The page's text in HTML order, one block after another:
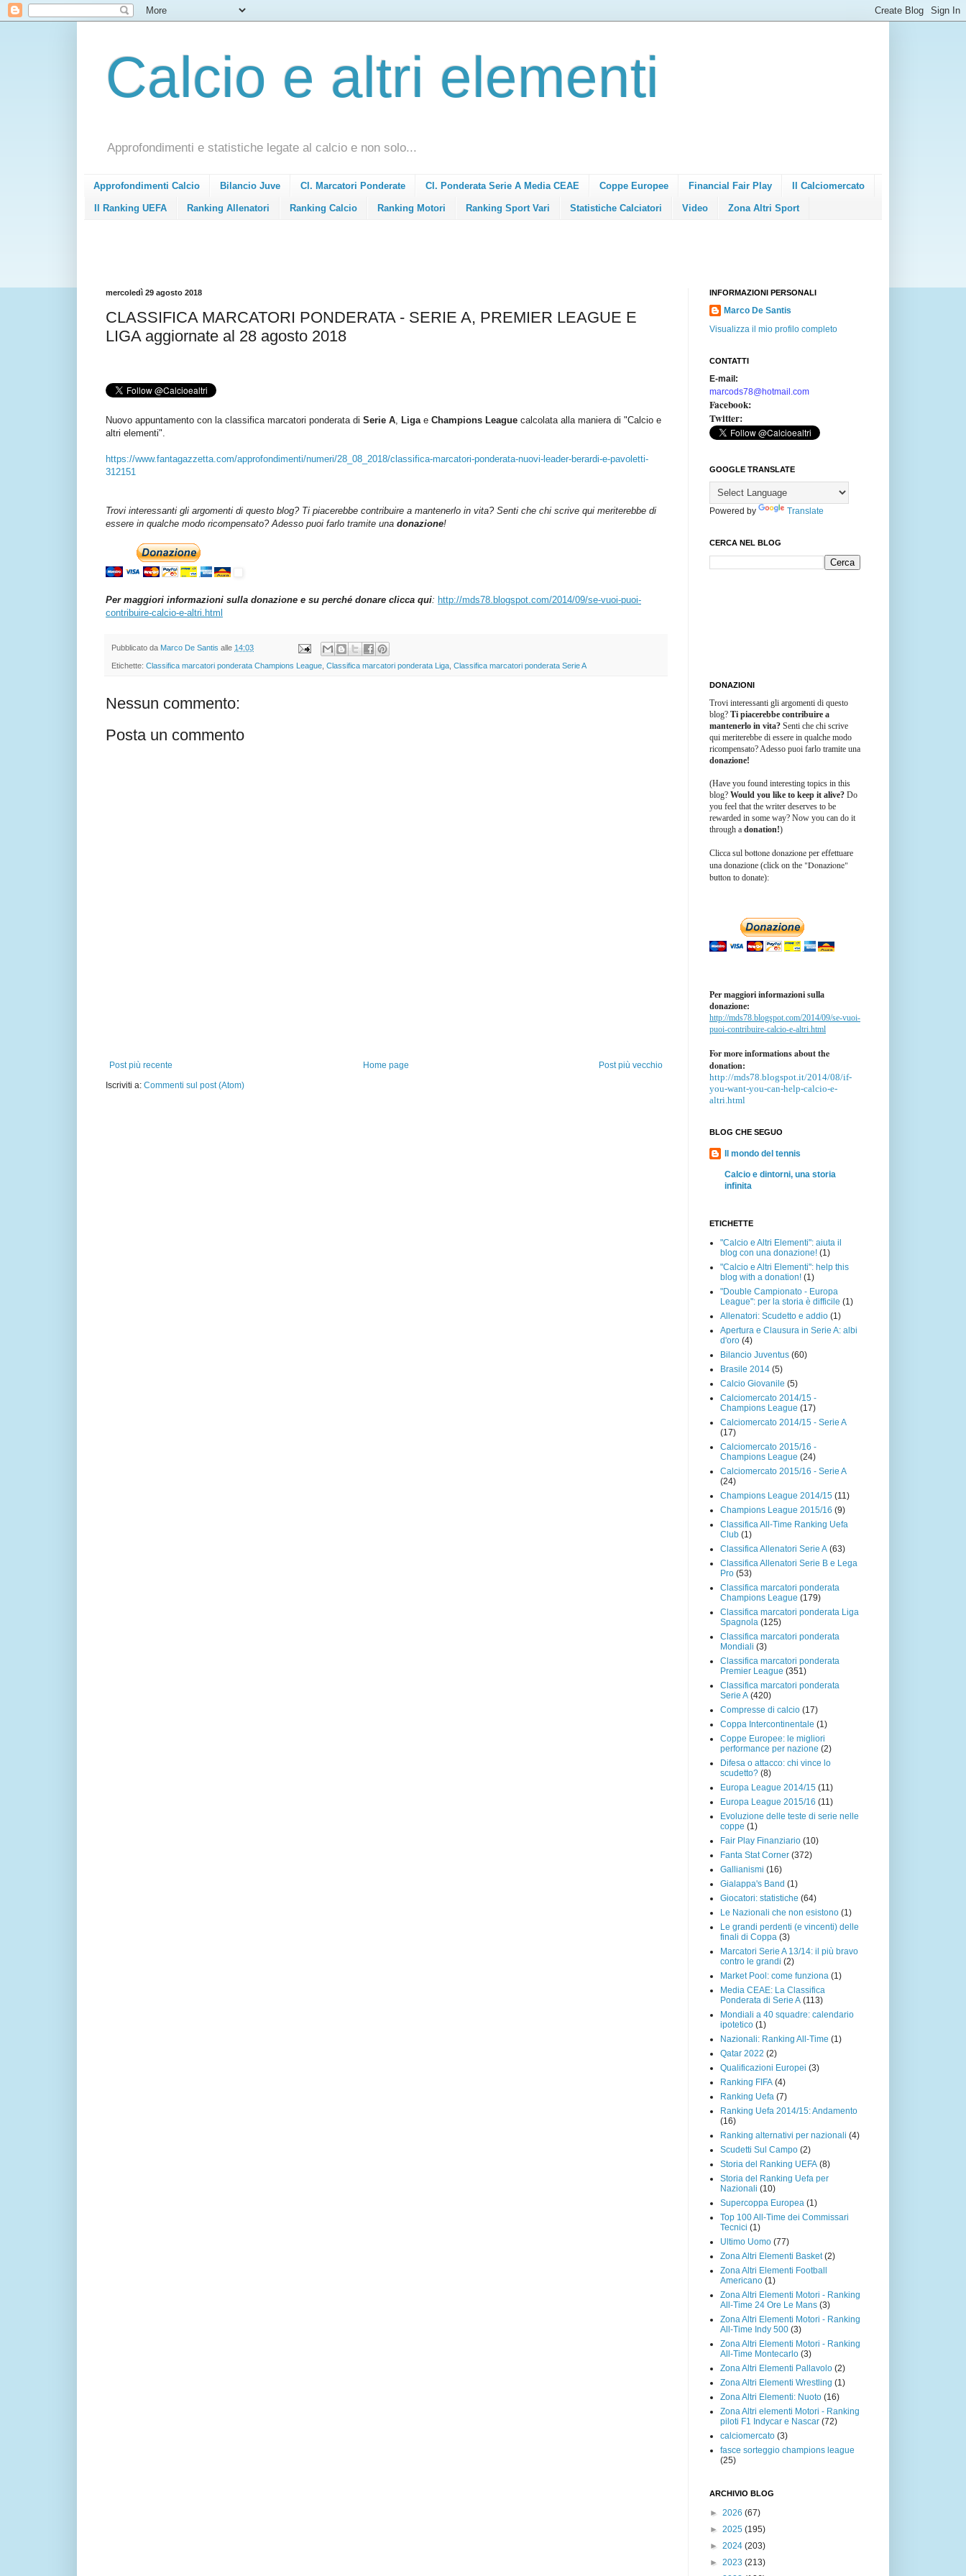
Calcio e altri elementi
Approfondimenti e statistiche legate al calcio e non solo...
Approfondimenti Calcio Bilancio Juve Cl. Marcatori Ponderate Cl. Ponderata Serie A Media CEAE Coppe Europee Financial Fair Play Il Calciomercato
Il Ranking UEFA Ranking Allenatori Ranking Calcio Ranking Motori Ranking Sport Vari Statistiche Calciatori Video Zona Altri Sport
mercoledì 29 agosto 2018
CLASSIFICA MARCATORI PONDERATA - SERIE A, PREMIER LEAGUE E
LIGA aggiornate al 28 agosto 2018
Nuovo appuntamento con la classifica marcatori ponderata di Serie A, Liga e Champions League calcolata alla maniera di "Calcio e
altri elementi".
https://www.fantagazzetta.com/approfondimenti/numeri/28_08_2018/classifica-marcatori-ponderata-nuovi-leader-berardi-e-pavoletti-
312151
Trovi interessanti gli argomenti di questo blog? Ti piacerebbe contribuire a mantenerlo in vita? Senti che chi scrive qui meriterebbe di
essere in qualche modo ricompensato? Adesso puoi farlo tramite una donazione!
Per maggiori informazioni sulla donazione e su perché donare clicca qui: http://mds78.blogspot.com/2014/09/se-vuoi-puoi-
contribuire-calcio-e-altri.html
Pubblicato da Marco De Santis alle 14:03
Etichette: Classifica marcatori ponderata Champions League Classifica marcatori ponderata Liga Classifica marcatori ponderata Serie A
Nessun commento:
Posta un commento
Post più recente Post più vecchio
Home page
Iscriviti a: Commenti sul post (Atom)
INFORMAZIONI PERSONALI
Marco De Santis
Visualizza il mio profilo completo
CONTATTI
E-mail:
marcods78@hotmail.com
Facebook:
Twitter:
GOOGLE TRANSLATE
Powered by Translate
CERCA NEL BLOG
DONAZIONI
Trovi interessanti gli argomenti di questo
blog? Ti piacerebbe contribuire a
mantenerlo in vita? Senti che chi scrive
qui meriterebbe di essere in qualche modo
ricompensato? Adesso puoi farlo tramite una
donazione!
(Have you found interesting topics in this
blog? Would you like to keep it alive? Do
you feel that the writer deserves to be
rewarded in some way? Now you can do it
through a donation!)
Clicca sul bottone donazione per effettuare
una donazione (click on the "Donazione"
button to donate):
Per maggiori informazioni sulla
donazione:
http://mds78.blogspot.com/2014/09/se-vuoi-
puoi-contribuire-calcio-e-altri.html
For more informations about the
donation:
http://mds78.blogspot.it/2014/08/if-
you-want-you-can-help-calcio-e-
altri.html
BLOG CHE SEGUO
Il mondo del tennis
Calcio e dintorni, una storia
infinita
ETICHETTE
"Calcio e Altri Elementi": aiuta il
blog con una donazione! (1)
"Calcio e Altri Elementi": help this
blog with a donation! (1)
"Double Campionato - Europa
League": per la storia è difficile (1)
Allenatori: Scudetto e addio (1)
Apertura e Clausura in Serie A: albi
d'oro (4)
Bilancio Juventus (60)
Brasile 2014 (5)
Calcio Giovanile (5)
Calciomercato 2014/15 -
Champions League (17)
Calciomercato 2014/15 - Serie A
(17)
Calciomercato 2015/16 -
Champions League (24)
Calciomercato 2015/16 - Serie A
(24)
Champions League 2014/15 (11)
Champions League 2015/16 (9)
Classifica All-Time Ranking Uefa
Club (1)
Classifica Allenatori Serie A (63)
Classifica Allenatori Serie B e Lega
Pro (53)
Classifica marcatori ponderata
Champions League (179)
Classifica marcatori ponderata Liga
Spagnola (125)
Classifica marcatori ponderata
Mondiali (3)
Classifica marcatori ponderata
Premier League (351)
Classifica marcatori ponderata
Serie A (420)
Compresse di calcio (17)
Coppa Intercontinentale (1)
Coppe Europee: le migliori
performance per nazione (2)
Difesa o attacco: chi vince lo
scudetto? (8)
Europa League 2014/15 (11)
Europa League 2015/16 (11)
Evoluzione delle teste di serie nelle
coppe (1)
Fair Play Finanziario (10)
Fanta Stat Corner (372)
Gallianismi (16)
Gialappa's Band (1)
Giocatori: statistiche (64)
Le Nazionali che non esistono (1)
Le grandi perdenti (e vincenti) delle
finali di Coppa (3)
Marcatori Serie A 13/14: il più bravo
contro le grandi (2)
Market Pool: come funziona (1)
Media CEAE: La Classifica
Ponderata di Serie A (113)
Mondiali a 40 squadre: calendario
ipotetico (1)
Nazionali: Ranking All-Time (1)
Qatar 2022 (2)
Qualificazioni Europei (3)
Ranking FIFA (4)
Ranking Uefa (7)
Ranking Uefa 2014/15: Andamento
(16)
Ranking alternativi per nazionali (4)
Scudetti Sul Campo (2)
Storia del Ranking UEFA (8)
Storia del Ranking Uefa per
Nazionali (10)
Supercoppa Europea (1)
Top 100 All-Time dei Commissari
Tecnici (1)
Ultimo Uomo (77)
Zona Altri Elementi Basket (2)
Zona Altri Elementi Football
Americano (1)
Zona Altri Elementi Motori - Ranking
All-Time 24 Ore Le Mans (3)
Zona Altri Elementi Motori - Ranking
All-Time Indy 500 (3)
Zona Altri Elementi Motori - Ranking
All-Time Montecarlo (3)
Zona Altri Elementi Pallavolo (2)
Zona Altri Elementi Wrestling (1)
Zona Altri Elementi: Nuoto (16)
Zona Altri elementi Motori - Ranking
piloti F1 Indycar e Nascar (72)
calciomercato (3)
fasce sorteggio champions league
(25)
ARCHIVIO BLOG
► 2026 (67)
► 2025 (195)
► 2024 (203)
► 2023 (213)